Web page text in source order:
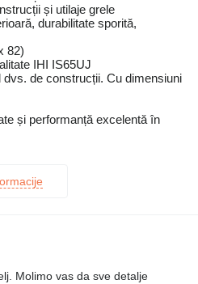
și utilaje grele
durabilitate sporită,
82)
IHI IS65UJ
de construcții. Cu dimensiuni
și performanță excelentă în
Molimo vas da sve detalje